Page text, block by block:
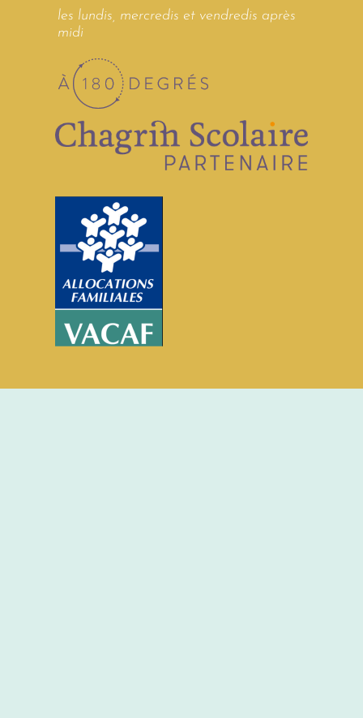
les lundis, mercredis et vendredis après
midi